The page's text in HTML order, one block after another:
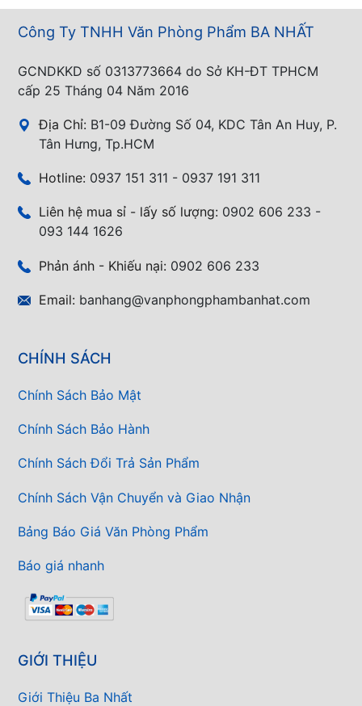
Công Ty TNHH Văn Phòng Phẩm BA NHẤT
GCNDKKD số 0313773664 do Sở KH-ĐT TPHCM
cấp 25 Tháng 04 Năm 2016
Địa Chỉ: B1-09 Đường Số 04, KDC Tân An Huy, P.
Tân Hưng, Tp.HCM
Hotline: 0937 151 311 - 0937 191 311
Liên hệ mua sỉ - lấy số lượng: 0902 606 233 -
093 144 1626
Phản ánh - Khiếu nại: 0902 606 233
Email: banhang@vanphongphambanhat.com
CHÍNH SÁCH
Chính Sách Bảo Mật
Chính Sách Bảo Hành
Chính Sách Đổi Trả Sản Phẩm
Chính Sách Vận Chuyển và Giao Nhận
Bảng Báo Giá Văn Phòng Phẩm
Báo giá nhanh
GIỚI THIỆU
Giới Thiệu Ba Nhất